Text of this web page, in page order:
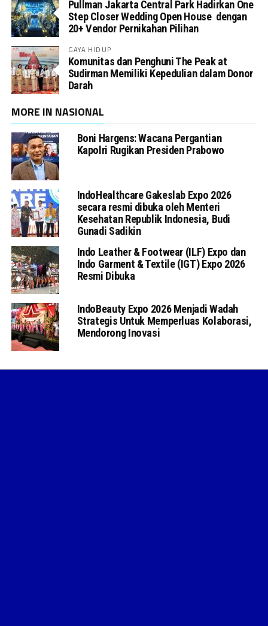
Pullman Jakarta Central Park Hadirkan One
Step Closer Wedding Open House dengan
20+ Vendor Pernikahan Pilihan
GAYA HIDUP
Komunitas dan Penghuni The Peak at
Sudirman Memiliki Kepedulian dalam Donor
Darah
MORE IN NASIONAL
Boni Hargens: Wacana Pergantian
Kapolri Rugikan Presiden Prabowo
IndoHealthcare Gakeslab Expo 2026
secara resmi dibuka oleh Menteri
Kesehatan Republik Indonesia, Budi
Gunadi Sadikin
Indo Leather & Footwear (ILF) Expo dan
Indo Garment & Textile (IGT) Expo 2026
Resmi Dibuka
IndoBeauty Expo 2026 Menjadi Wadah
Strategis Untuk Memperluas Kolaborasi,
Mendorong Inovasi